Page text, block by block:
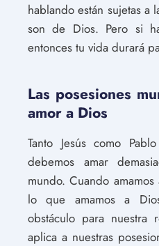
hablando están sujetas
son de Dios. Pero si
entonces tu vida durará
Las posesiones
amor a Dios
Tanto Jesús como
debemos amar
mundo. Cuando
lo que amamos a
obstáculo para nuestra
aplica a nuestras